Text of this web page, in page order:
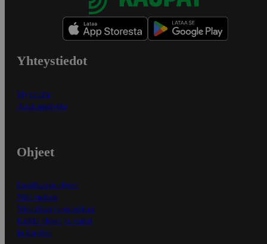
Yhteystiedot
Myymälät
Asiakaspalvelu
Ohjeet
Ensitilaajan ohjeet
Näin maksat
Näin tilaat ja muokkaat
Kaikki ohjeet ja vinkit
In English